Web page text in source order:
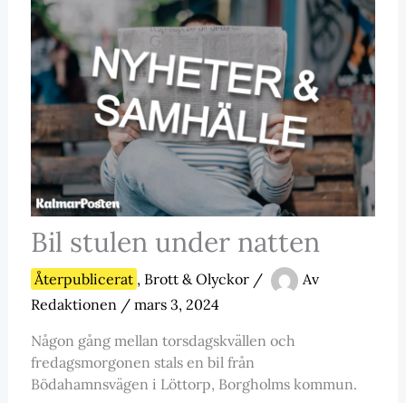
Bil stulen under natten
Återpublicerat , Brott & Olyckor/
Av
Redaktionen / mars 3, 2024
Någon gång mellan torsdagskvällen och
fredagsmorgonen stals en bil från
Bödahamnsvägen i Löttorp, Borgholms kommun.